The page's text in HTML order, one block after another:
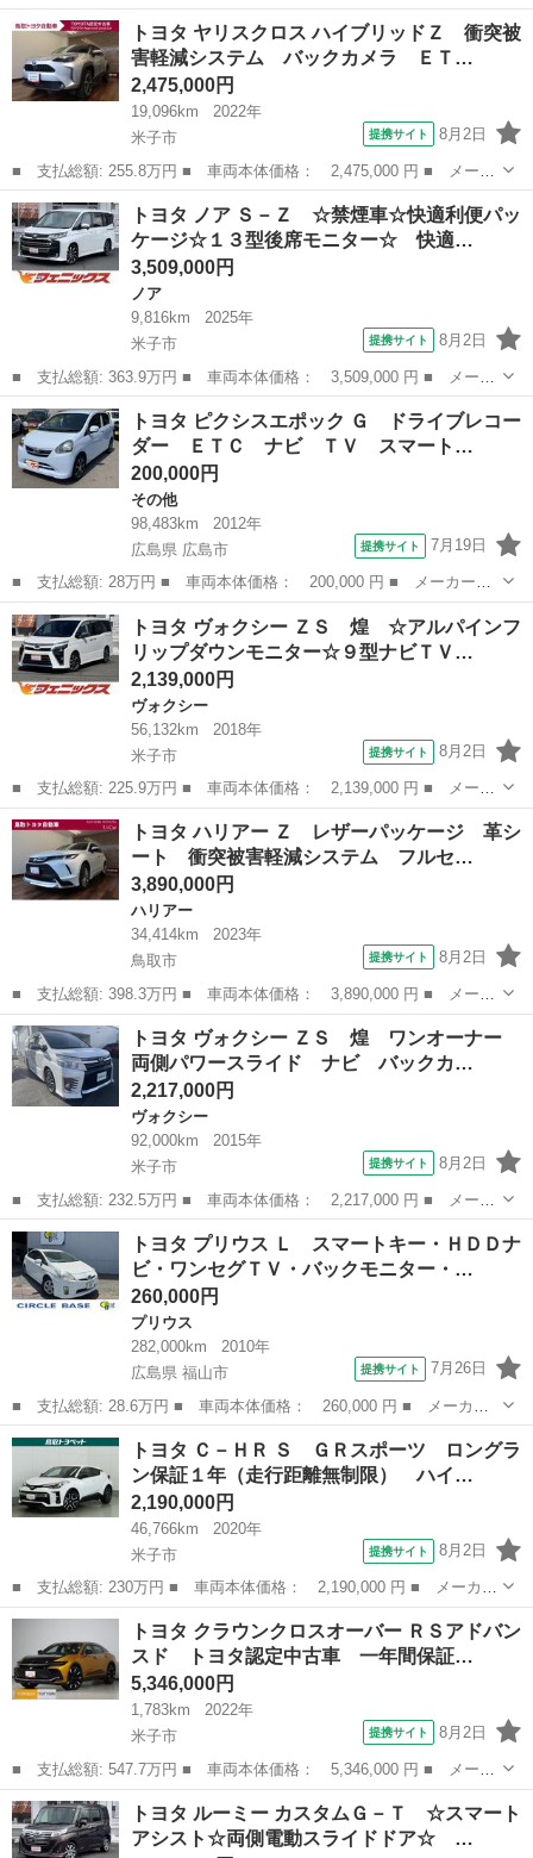
ー名： トヨタ ■ 車種名： クラウンスポーツ ■ グレード名：
Ｚ 革シート サンルーフ ４ＷＤ 衝突被害軽減システム フルセ
グ メモ...
鳥取 鳥取市 トヨタ
トヨタ ヤリスクロス ハイブリッドＺ 衝突被
害軽減システム バックカメラ ＥＴ…
2,475,000円
19,096km
2022年
米子市
提携サイト 8月2日
■ 支払総額: 255.8万円 ■ 車両本体価格： 2,475,000 円 ■ メーカ
ー名： トヨタ ■ 車種名： ヤリスクロス ■ グレード名： ハイ
ブリッドＺ 衝突被害軽減システム バックカメラ ＥＴＣ ドラレ
コ ＬＥ...
鳥取 米子市 トヨタ
トヨタ ノア Ｓ－Ｚ ☆禁煙車☆快適利便パッ
ケージ☆１３型後席モニター☆ 快適…
3,509,000円
ノア
9,816km
2025年
米子市
提携サイト 8月2日
■ 支払総額: 363.9万円 ■ 車両本体価格： 3,509,000 円 ■ メーカ
ー名： トヨタ ■ 車種名： ノア ■ グレード名： Ｓ－Ｚ ☆禁
煙車☆快適利便パッケージ☆１３型後席モニター☆ 快適利便パッケ
ージＨｉ...
鳥取 米子市 ノア
トヨタ ピクシスエポック Ｇ ドライブレコー
ダー ＥＴＣ ナビ ＴＶ スマート…
200,000円
その他
98,483km
2012年
広島県 広島市
提携サイト 7月19日
■ 支払総額: 28万円 ■ 車両本体価格： 200,000 円 ■ メーカー
名： トヨタ ■ 車種名： ピクシスエポック ■ グレード名：
Ｇ ドライブレコーダー ＥＴＣ ナビ ＴＶ スマートキー アイ
ドリングストップ ...
広島 広島市 その他
トヨタ ヴォクシー ＺＳ 煌 ☆アルパインフ
リップダウンモニター☆９型ナビＴＶ…
2,139,000円
ヴォクシー
56,132km
2018年
米子市
提携サイト 8月2日
■ 支払総額: 225.9万円 ■ 車両本体価格： 2,139,000 円 ■ メーカ
ー名： トヨタ ■ 車種名： ヴォクシー ■ グレード名： ＺＳ
煌 ☆アルパインフリップダウンモニター☆９型ナビＴＶ☆ トヨタ
セーフテ...
鳥取 米子市 ヴォクシー
トヨタ ハリアー Ｚ レザーパッケージ 革シ
ート 衝突被害軽減システム フルセ…
3,890,000円
ハリアー
34,414km
2023年
鳥取市
提携サイト 8月2日
■ 支払総額: 398.3万円 ■ 車両本体価格： 3,890,000 円 ■ メーカ
ー名： トヨタ ■ 車種名： ハリアー ■ グレード名： Ｚ レザ
ーパッケージ 革シート 衝突被害軽減システム フルセグ メモリ
ーナビ ...
鳥取 鳥取市 ハリアー
トヨタ ヴォクシー ＺＳ 煌 ワンオーナー
両側パワースライド ナビ バックカ…
2,217,000円
ヴォクシー
92,000km
2015年
米子市
提携サイト 8月2日
■ 支払総額: 232.5万円 ■ 車両本体価格： 2,217,000 円 ■ メーカ
ー名： トヨタ ■ 車種名： ヴォクシー ■ グレード名： ＺＳ
煌 ワンオーナー 両側パワースライド ナビ バックカメラ Ｂｌ
ｕｅｔｏ...
鳥取 米子市 ヴォクシー
トヨタ プリウス Ｌ スマートキー・ＨＤＤナ
ビ・ワンセグＴＶ・バックモニター・…
260,000円
プリウス
282,000km
2010年
広島県 福山市
提携サイト 7月26日
■ 支払総額: 28.6万円 ■ 車両本体価格： 260,000 円 ■ メーカー
名： トヨタ ■ 車種名： プリウス ■ グレード名： Ｌ スマー
トキー・ＨＤＤナビ・ワンセグＴＶ・バックモニター・ＬＥＤヘッド
ライト ■ ...
広島 福山市 プリウス
トヨタ Ｃ－ＨＲ Ｓ ＧＲスポーツ ロングラ
ン保証１年（走行距離無制限） ハイ…
2,190,000円
46,766km
2020年
米子市
提携サイト 8月2日
■ 支払総額: 230万円 ■ 車両本体価格： 2,190,000 円 ■ メーカー
名： トヨタ ■ 車種名： Ｃ－ＨＲ ■ グレード名： Ｓ ＧＲス
ポーツ ロングラン保証１年（走行距離無制限） ハイブリッド保
証 フルセグ...
鳥取 米子市 トヨタ
トヨタ クラウンクロスオーバー ＲＳアドバン
スド トヨタ認定中古車 一年間保証…
5,346,000円
1,783km
2022年
米子市
提携サイト 8月2日
■ 支払総額: 547.7万円 ■ 車両本体価格： 5,346,000 円 ■ メーカ
ー名： トヨタ ■ 車種名： クラウンクロスオーバー ■ グレード
名： ＲＳアドバンスド トヨタ認定中古車 一年間保証付 革シー
ト サン...
鳥取 米子市 トヨタ
トヨタ ルーミー カスタムＧ－Ｔ ☆スマート
アシスト☆両側電動スライドドア☆ …